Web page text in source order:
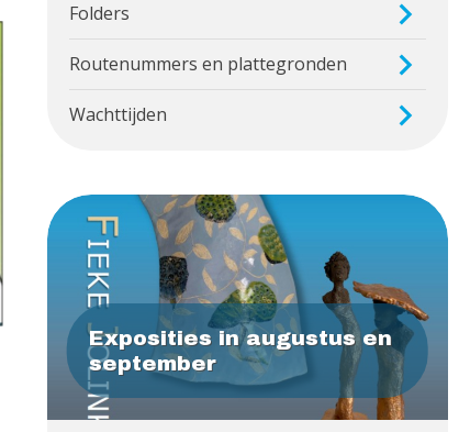
Folders
Routenummers en plattegronden
Wachttijden
Exposities in augustus en
september